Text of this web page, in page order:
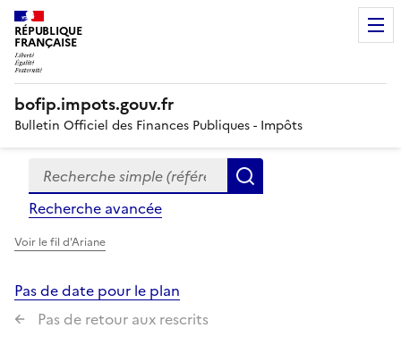
RÉPUBLIQUE
FRANÇAISE
bofip.impots.gouv.fr
Bulletin Officiel des Finances Publiques - Impôts
Formulaire
de
recherche
Recherche simple (références, mots clés, partie du
Recherche avancée
Voir le fil d'Ariane
Pas de date pour le plan
Pas de retour aux rescrits